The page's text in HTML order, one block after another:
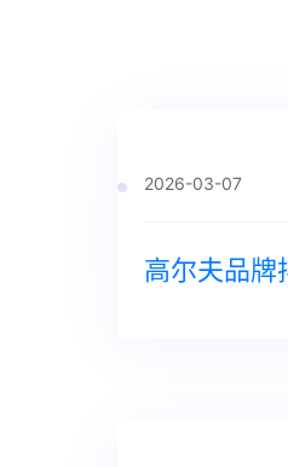
2026-03-07
高尔夫品牌